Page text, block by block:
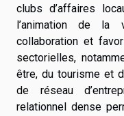
clubs d’affaires
l’animation de la
collaboration et
sectorielles,
être, du tourisme et
de réseau
relationnel dense